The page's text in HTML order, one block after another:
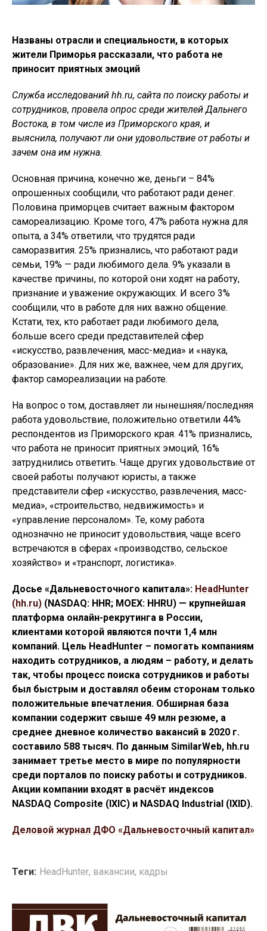
Названы отрасли и специальности, в которых
жители Приморья рассказали, что работа не
приносит приятных эмоций
Служба исследований hh.ru, сайта по поиску работы и
сотрудников, провела опрос среди жителей Дальнего
Востока, в том числе из Приморского края, и
выяснила, получают ли они удовольствие от работы и
зачем она им нужна.
Основная причина, конечно же, деньги – 84%
опрошенных сообщили, что работают ради денег.
Половина приморцев считает важным фактором
самореализацию. Кроме того, 47% работа нужна для
опыта, а 34% ответили, что трудятся ради
саморазвития. 25% признались, что работают ради
семьи, 19% — ради любимого дела. 9% указали в
качестве причины, по которой они ходят на работу,
признание и уважение окружающих. И всего 3%
сообщили, что в работе для них важно общение.
Кстати, тех, кто работает ради любимого дела,
больше всего среди представителей сфер
«искусство, развлечения, масс-медиа» и «наука,
образование». Для них же, важнее, чем для других,
фактор самореализации на работе.
На вопрос о том, доставляет ли нынешняя/последняя
работа удовольствие, положительно ответили 44%
респондентов из Приморского края. 41% признались,
что работа не приносит приятных эмоций, 16%
затруднились ответить. Чаще других удовольствие от
своей работы получают юристы, а также
представители сфер «искусство, развлечения, масс-
медиа», «строительство, недвижимость» и
«управление персоналом». Те, кому работа
однозначно не приносит удовольствия, чаще всего
встречаются в сферах «производство, сельское
хозяйство» и «транспорт, логистика».
Досье «Дальневосточного капитала»: HeadHunter
(hh.ru) (NASDAQ: HHR; MOEX: HHRU) — крупнейшая
платформа онлайн-рекрутинга в России,
клиентами которой являются почти 1,4 млн
компаний. Цель HeadHunter – помогать компаниям
находить сотрудников, а людям – работу, и делать
так, чтобы процесс поиска сотрудников и работы
был быстрым и доставлял обеим сторонам только
положительные впечатления. Обширная база
компании содержит свыше 49 млн резюме, а
среднее дневное количество вакансий в 2020 г.
составило 588 тысяч. По данным SimilarWeb, hh.ru
занимает третье место в мире по популярности
среди порталов по поиску работы и сотрудников.
Акции компании входят в расчёт индексов
NASDAQ Composite (IXIC) и NASDAQ Industrial (IXID).
Деловой журнал ДФО «Дальневосточный капитал»
Теги: HeadHunter, вакансии, кадры